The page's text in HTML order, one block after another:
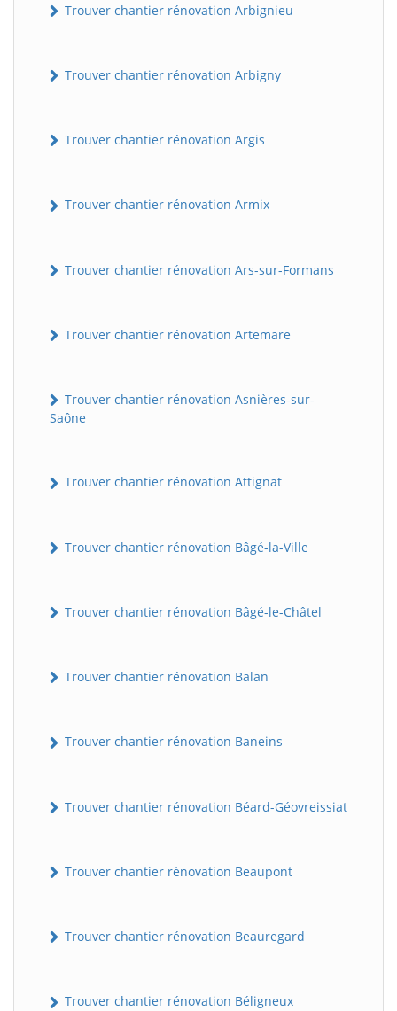
Trouver chantier rénovation Arbignieu
Trouver chantier rénovation Arbigny
Trouver chantier rénovation Argis
Trouver chantier rénovation Armix
Trouver chantier rénovation Ars-sur-Formans
Trouver chantier rénovation Artemare
Trouver chantier rénovation Asnières-sur-
Saône
Trouver chantier rénovation Attignat
Trouver chantier rénovation Bâgé-la-Ville
Trouver chantier rénovation Bâgé-le-Châtel
Trouver chantier rénovation Balan
Trouver chantier rénovation Baneins
Trouver chantier rénovation Béard-Géovreissiat
Trouver chantier rénovation Beaupont
Trouver chantier rénovation Beauregard
Trouver chantier rénovation Béligneux